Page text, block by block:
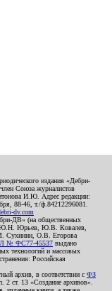
издания «Дебри-
Союза журналистов
И.Ю. Адрес редакции:
88-46, т./ф.84212296081.
dv.com
ДВ» (на общественных
Юрьев, Ю.В. Ковалев,
О.В. Егорова
№ ФС77-45537 выдано
технологий и массовых
Российская
архив, в соответствии с ФЗ
п. 2 ст. 13 «Создание архивов».